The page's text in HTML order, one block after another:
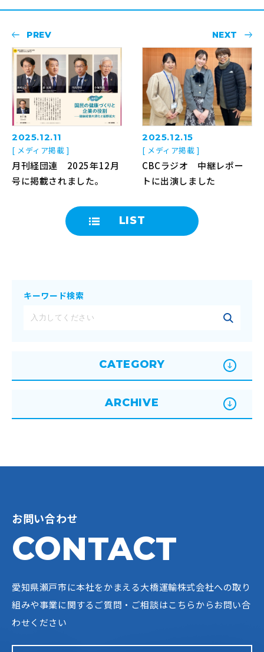
PREV
2025.12.11
[ メディア掲載 ]
月刊経団連 2025年12月
号に掲載されました。
LIST
NEXT
2025.12.15
[ メディア掲載 ]
CBCラジオ 中継レポー
トに出演しました
キーワード検索
CATEGORY
ARCHIVE
お問い合わせ
CONTACT
愛知県瀬戸市に本社をかまえる大橋運輸株式会社への取り
組みや事業に関するご質問・ご相談はこちらからお問い合
わせください